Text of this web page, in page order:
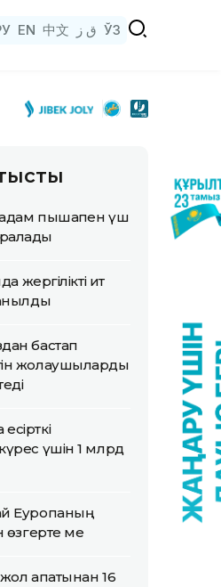
EN 中文 ق ز ЎЗ
адам пышақпен үш
жергілікті ит
бастап
жолаушыларды
үшін 1 млрд
Еуропаның
өзгерте ме
апатынан 16